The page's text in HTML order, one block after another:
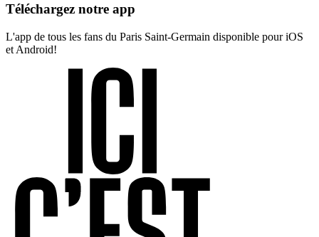
Téléchargez notre app
L'app de tous les fans du Paris Saint-Germain disponible pour iOS
et Android!